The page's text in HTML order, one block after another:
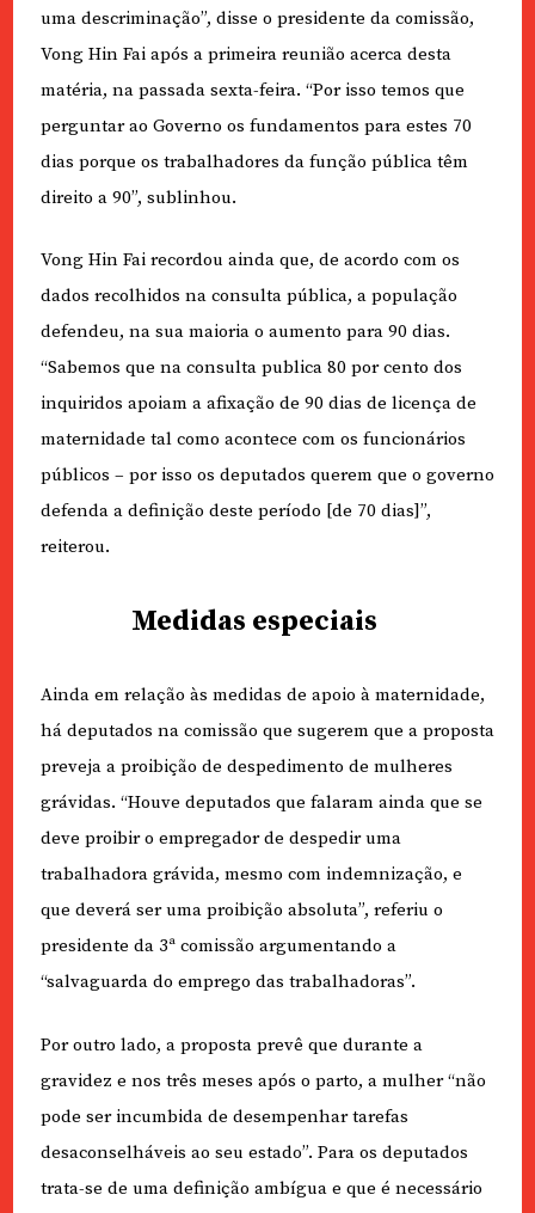
uma descriminação”, disse o presidente da comissão,
Vong Hin Fai após a primeira reunião acerca desta
matéria, na passada sexta-feira. “Por isso temos que
perguntar ao Governo os fundamentos para estes 70
dias porque os trabalhadores da função pública têm
direito a 90”, sublinhou.
Vong Hin Fai recordou ainda que, de acordo com os
dados recolhidos na consulta pública, a população
defendeu, na sua maioria o aumento para 90 dias.
“Sabemos que na consulta publica 80 por cento dos
inquiridos apoiam a afixação de 90 dias de licença de
maternidade tal como acontece com os funcionários
públicos – por isso os deputados querem que o governo
defenda a definição deste período [de 70 dias]”,
reiterou.
Medidas especiais
Ainda em relação às medidas de apoio à maternidade,
há deputados na comissão que sugerem que a proposta
preveja a proibição de despedimento de mulheres
grávidas. “Houve deputados que falaram ainda que se
deve proibir o empregador de despedir uma
trabalhadora grávida, mesmo com indemnização, e
que deverá ser uma proibição absoluta”, referiu o
presidente da 3ª comissão argumentando a
“salvaguarda do emprego das trabalhadoras”.
Por outro lado, a proposta prevê que durante a
gravidez e nos três meses após o parto, a mulher “não
pode ser incumbida de desempenhar tarefas
desaconselháveis ao seu estado”. Para os deputados
trata-se de uma definição ambígua e que é necessário